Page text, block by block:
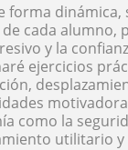
forma dinámica,
cada alumno,
y la
ejercicios
como la
utilitario y